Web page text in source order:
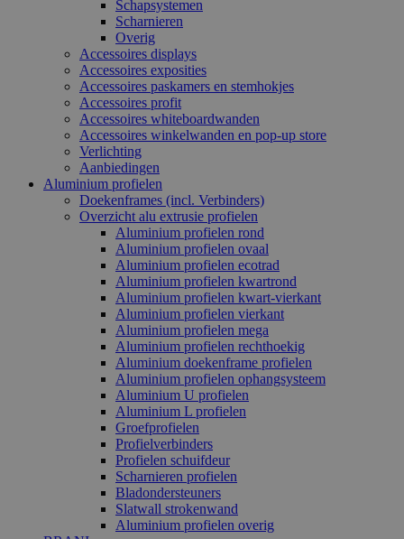
Schapsystemen
Scharnieren
Overig
Accessoires displays
Accessoires exposities
Accessoires paskamers en stemhokjes
Accessoires profit
Accessoires whiteboardwanden
Accessoires winkelwanden en pop-up store
Verlichting
Aanbiedingen
Aluminium profielen
Doekenframes (incl. Verbinders)
Overzicht alu extrusie profielen
Aluminium profielen rond
Aluminium profielen ovaal
Aluminium profielen ecotrad
Aluminium profielen kwartrond
Aluminium profielen kwart-vierkant
Aluminium profielen vierkant
Aluminium profielen mega
Aluminium profielen rechthoekig
Aluminium doekenframe profielen
Aluminium profielen ophangsysteem
Aluminium U profielen
Aluminium L profielen
Groefprofielen
Profielverbinders
Profielen schuifdeur
Scharnieren profielen
Bladondersteuners
Slatwall strokenwand
Aluminium profielen overig